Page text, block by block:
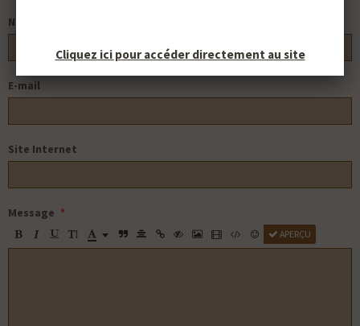
Nom
E-mail
Site Internet
Message
APERÇU
Cliquez ici pour accéder directement au site